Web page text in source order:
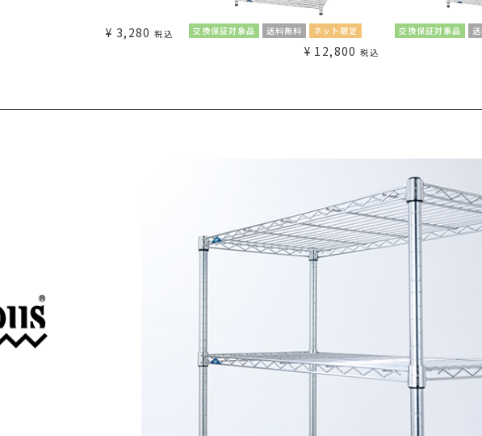
¥ 3,280 税込 交換保証対象品 送料無料 ネット限定
¥ 12,800 税込
交換保証対象品